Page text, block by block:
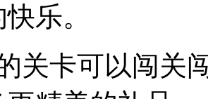
乐。
关卡可以闯关